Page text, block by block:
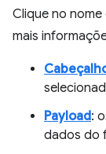
Clique no
mais
Payload:
dados do